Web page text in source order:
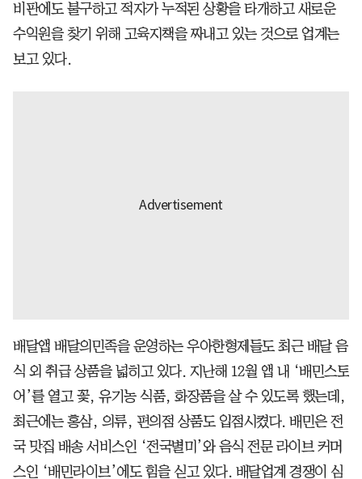
비판에도 불구하고 적자가 누적된 상황을 타개하고 새로운
수익원을 찾기 위해 고육지책을 짜내고 있는 것으로 업계는
보고 있다.
배달앱 배달의민족을 운영하는 우아한형제들도 최근 배달 음
식 외 취급 상품을 넓히고 있다. 지난해 12월 앱 내 ‘배민스토
어’를 열고 꽃, 유기농 식품, 화장품을 살 수 있도록 했는데,
최근에는 홍삼, 의류, 편의점 상품도 입점시켰다. 배민은 전
국 맛집 배송 서비스인 ‘전국별미’와 음식 전문 라이브 커머
스인 ‘배민라이브’에도 힘을 싣고 있다. 배달업계 경쟁이 심